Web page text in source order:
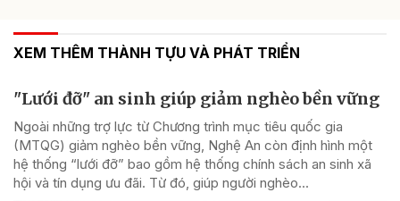
XEM THÊM THÀNH TỰU VÀ PHÁT TRIỂN
"Lưới đỡ" an sinh giúp giảm nghèo bền vững
Ngoài những trợ lực từ Chương trình mục tiêu quốc gia
(MTQG) giảm nghèo bền vững, Nghệ An còn định hình một
hệ thống “lưới đỡ” bao gồm hệ thống chính sách an sinh xã
hội và tín dụng ưu đãi. Từ đó, giúp người nghèo...